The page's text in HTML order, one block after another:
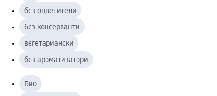
без оцветители
без консерванти
вегетариански
без ароматизатори
Био